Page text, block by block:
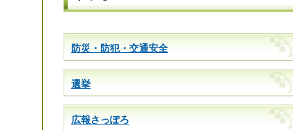
防災・防犯・交通安全
選挙
広報さっぽろ